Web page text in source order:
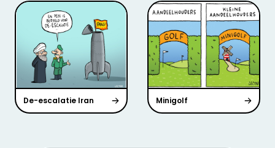
De-escalatie Iran Minigolf